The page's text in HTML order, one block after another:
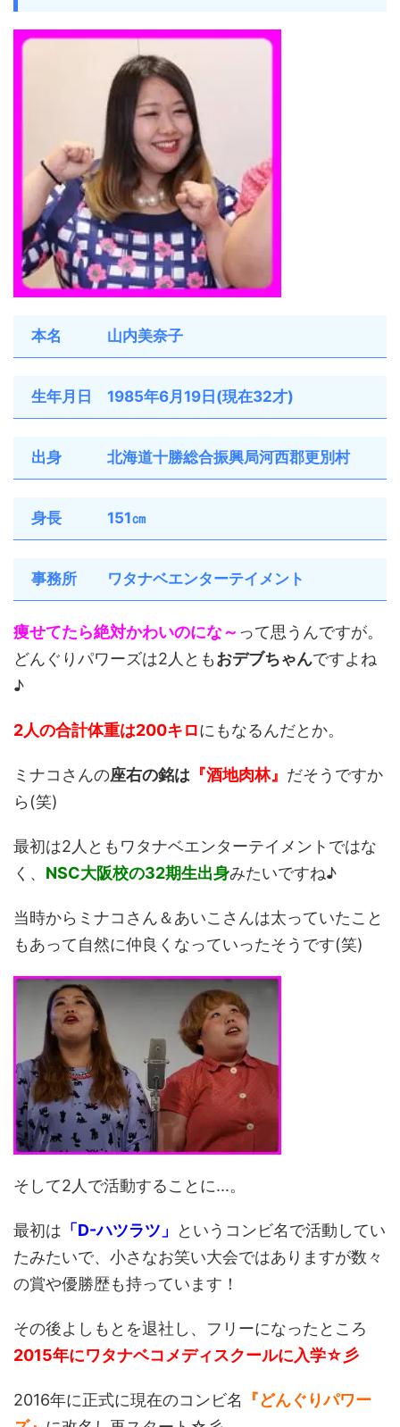
本名 山内美奈子
生年月日 1985年6月19日(現在32才)
出身 北海道十勝総合振興局河西郡更別村
身長 151㎝
事務所 ワタナベエンターテイメント
痩せてたら絶対かわいのにな～ って思うんですが。
どんぐりパワーズは2人ともおデブちゃんですよね
♪
2人の合計体重は200キロにもなるんだとか。
ミナコさんの座右の銘は 『酒地肉林』 だそうですか
ら(笑)
最初は2人ともワタナベエンターテイメントではな
く、 NSC大阪校の32期生出身みたいですね♪
当時からミナコさん＆あいこさんは太っていたこと
もあって自然に仲良くなっていったそうです(笑)
そして2人で活動することに...。
最初は 「D-ハツラツ」
というコンビ名で活動してい
たみたいで、小さなお笑い大会ではありますが数々
の賞や優勝歴も持っています！
その後よしもとを退社し、フリーになったところ
2015年にワタナベコメディスクールに入学☆彡
2016年に正式に現在のコンビ名
『どんぐりパワー